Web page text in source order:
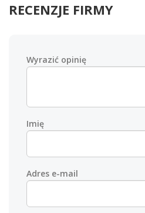
RECENZJE FIRMY
Wyrazić opinię
Imię
Adres e-mail